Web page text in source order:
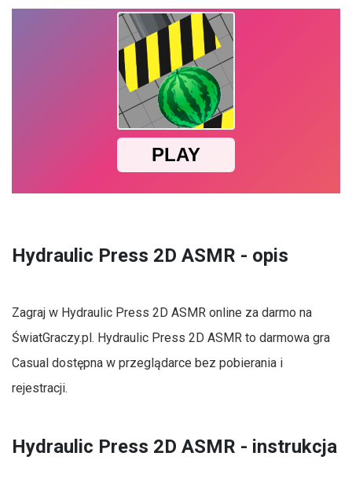
Hydraulic Press 2D ASMR - opis
Zagraj w Hydraulic Press 2D ASMR online za darmo na
ŚwiatGraczy.pl. Hydraulic Press 2D ASMR to darmowa gra
Casual dostępna w przeglądarce bez pobierania i
rejestracji.
Hydraulic Press 2D ASMR - instrukcja